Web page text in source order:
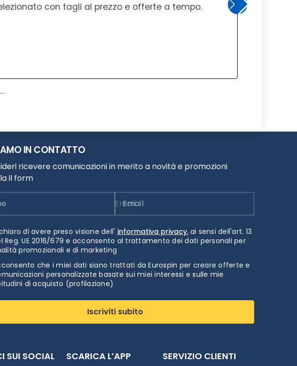
con tagli al prezzo e offerte a tempo.
IN CONTATTO
ricevere comunicazioni in merito a novità e promozioni
il form
Email
di avere preso visione dell' informativa privacy.ai sensi dell'art. 13
Reg. UE 2016/679 e acconsento al trattamento dei dati personali per
promozionali e di marketing
che i miei dati siano trattati da Eurospin per creare offerte e
personalizzate basate sui miei interessi e sulle mie
di acquisto (profilazione)
Iscriviti subito
SUI SOCIAL SCARICA L’APP SERVIZIO CLIENTI